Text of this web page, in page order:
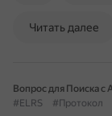
Читать далее
Вопрос для Поиска с
#ELRS
#Протокол